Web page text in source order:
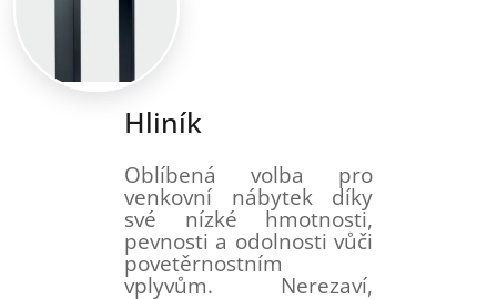
Hliník
Oblíbená volba pro
venkovní nábytek díky
své nízké hmotnosti,
pevnosti a odolnosti vůči
povetěrnostním
vplyvům. Nerezaví,